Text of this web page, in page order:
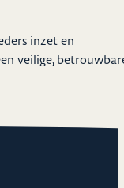
inzet en
veilige,